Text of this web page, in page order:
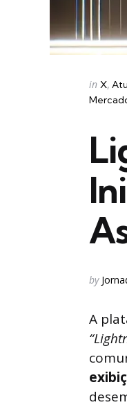
Posted
in
in X
Posted
by
A